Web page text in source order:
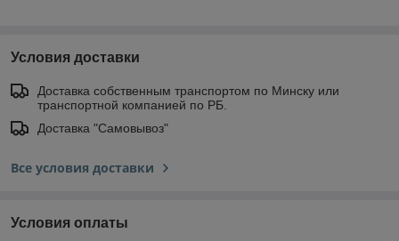
Условия доставки
Доставка собственным транспортом по Минску или
транспортной компанией по РБ.
Доставка "Самовывоз"
Все условия доставки
Условия оплаты